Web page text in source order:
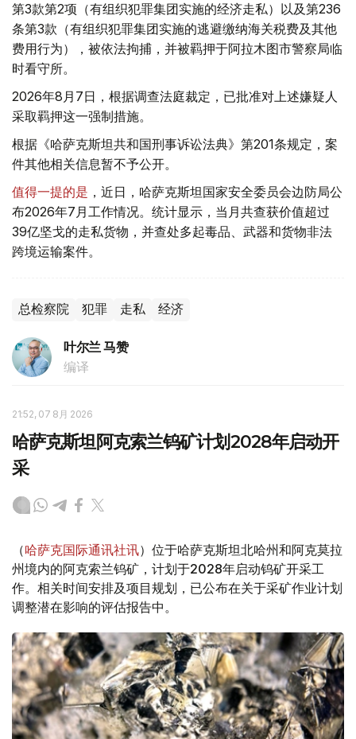
第3款第2项（有组织犯罪集团实施的经济走私）以及第236
条第3款（有组织犯罪集团实施的逃避缴纳海关税费及其他
费用行为），被依法拘捕，并被羁押于阿拉木图市警察局临
时看守所。
2026年8月7日，根据调查法庭裁定，已批准对上述嫌疑人
采取羁押这一强制措施。
根据《哈萨克斯坦共和国刑事诉讼法典》第201条规定，案
件其他相关信息暂不予公开。
值得一提的是 ，近日，哈萨克斯坦国家安全委员会边防局公
布2026年7月工作情况。统计显示，当月共查获价值超过
39亿坚戈的走私货物，并查处多起毒品、武器和货物非法
跨境运输案件。
总检察院 犯罪 走私 经济
叶尔兰 马赞
编译
21:52, 07 8月 2026
哈萨克斯坦阿克索兰钨矿计划2028年启动开
采
（哈萨克国际通讯社讯）位于哈萨克斯坦北哈州和阿克莫拉
州境内的阿克索兰钨矿，计划于2028年启动钨矿开采工
作。相关时间安排及项目规划，已公布在关于采矿作业计划
调整潜在影响的评估报告中。